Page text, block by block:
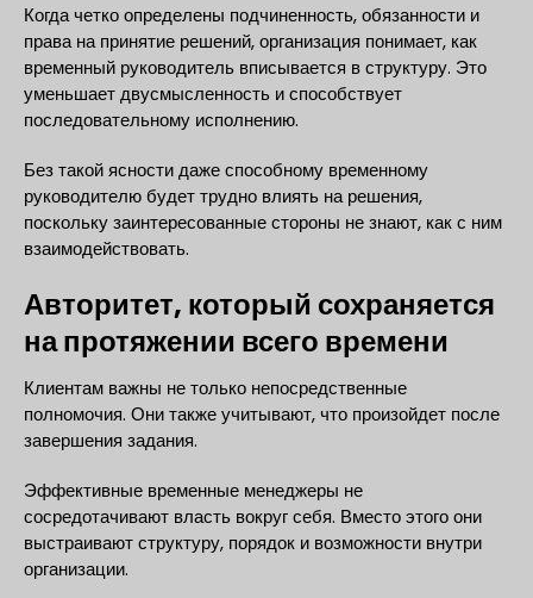
Когда четко определены подчиненность, обязанности и
права на принятие решений, организация понимает, как
временный руководитель вписывается в структуру. Это
уменьшает двусмысленность и способствует
последовательному исполнению.
Без такой ясности даже способному временному
руководителю будет трудно влиять на решения,
поскольку заинтересованные стороны не знают, как с ним
взаимодействовать.
Авторитет, который сохраняется
на протяжении всего времени
Клиентам важны не только непосредственные
полномочия. Они также учитывают, что произойдет после
завершения задания.
Эффективные временные менеджеры не
сосредотачивают власть вокруг себя. Вместо этого они
выстраивают структуру, порядок и возможности внутри
организации.